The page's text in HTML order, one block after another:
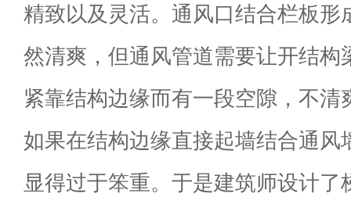
精致以及灵活。通风口结合栏板形
然清爽，但通风管道需要让开结构
紧靠结构边缘而有一段空隙，不清
如果在结构边缘直接起墙结合通风
显得过于笨重。于是建筑师设计了